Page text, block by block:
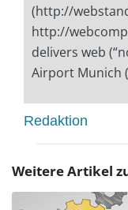
(http://
http://
delivers web
Airport Munich
Redaktion
Weitere Artikel